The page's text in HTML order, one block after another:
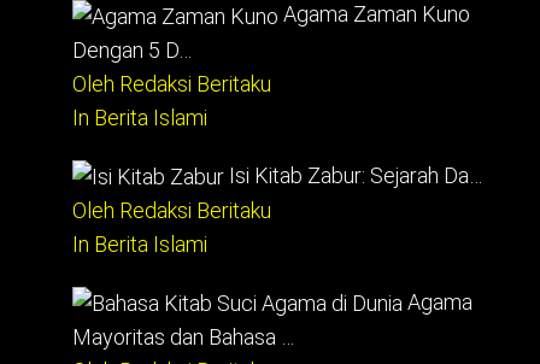
Agama Zaman Kuno
Dengan 5 D…
Oleh Redaksi Beritaku
In Berita Islami
Isi Kitab Zabur: Sejarah Da…
Oleh Redaksi Beritaku
In Berita Islami
Agama
Mayoritas dan Bahasa …